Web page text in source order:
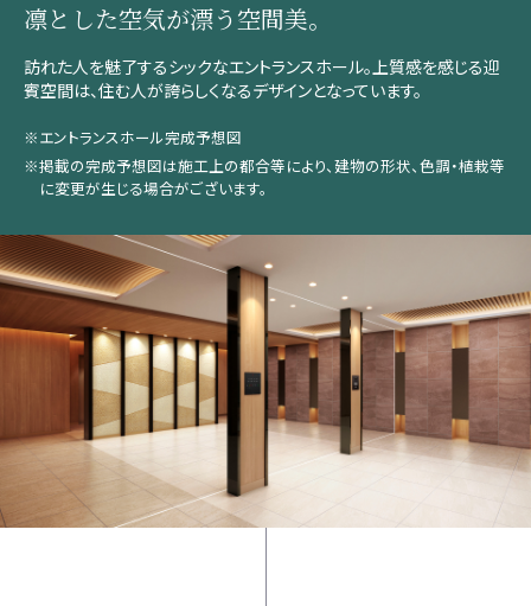
凛とした空気が漂う空間美。
訪れた人を魅了するシックなエントランスホール。上質感を感じる迎
賓空間は、住む人が誇らしくなるデザインとなっています。
※エントランスホール完成予想図
※掲載の完成予想図は施工上の都合等により、建物の形状、色調・植栽等
に変更が生じる場合がございます。